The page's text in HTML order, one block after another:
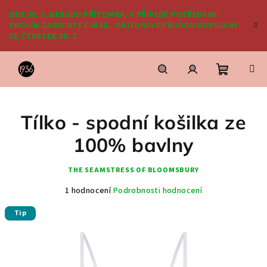
obsah
DNE 29. 7. NEBUDU PŘÍTOMNA, V PŘÍPADĚ POTŘEBY MI
PROSÍM ZANECHTE E-MAIL. OBJEDNÁVKY BUDOU ODESLÁNY
VE ČTVRTEK 30. 7.
HledatPřihlášeníNákupní
košík
Tílko - spodní košilka ze
100% bavlny
THE SEAMSTRESS OF BLOOMSBURY
Průměrné
1 hodnoceníPodrobnosti hodnocení
Tip